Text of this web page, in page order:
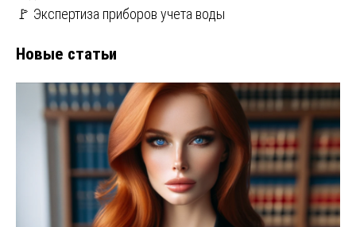
🚩 Экспертиза приборов учета воды
Новые статьи